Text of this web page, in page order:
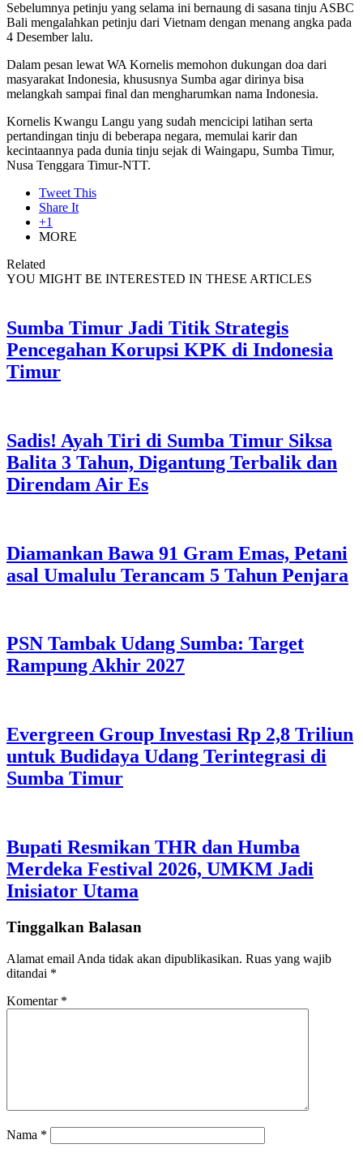
Sebelumnya petinju yang selama ini bernaung di sasana tinju ASBC
Bali mengalahkan petinju dari Vietnam dengan menang angka pada
4 Desember lalu.
Dalam pesan lewat WA Kornelis memohon dukungan doa dari
masyarakat Indonesia, khususnya Sumba agar dirinya bisa
melangkah sampai final dan mengharumkan nama Indonesia.
Kornelis Kwangu Langu yang sudah mencicipi latihan serta
pertandingan tinju di beberapa negara, memulai karir dan
kecintaannya pada dunia tinju sejak di Waingapu, Sumba Timur,
Nusa Tenggara Timur-NTT.
Tweet This
Share It
+1
MORE
Related
YOU MIGHT BE INTERESTED IN THESE ARTICLES
Sumba Timur Jadi Titik Strategis
Pencegahan Korupsi KPK di Indonesia
Timur
Sadis! Ayah Tiri di Sumba Timur Siksa
Balita 3 Tahun, Digantung Terbalik dan
Direndam Air Es
Diamankan Bawa 91 Gram Emas, Petani
asal Umalulu Terancam 5 Tahun Penjara
PSN Tambak Udang Sumba: Target
Rampung Akhir 2027
Evergreen Group Investasi Rp 2,8 Triliun
untuk Budidaya Udang Terintegrasi di
Sumba Timur
Bupati Resmikan THR dan Humba
Merdeka Festival 2026, UMKM Jadi
Inisiator Utama
Tinggalkan Balasan
Alamat email Anda tidak akan dipublikasikan. Ruas yang wajib
ditandai *
Komentar *
Nama *